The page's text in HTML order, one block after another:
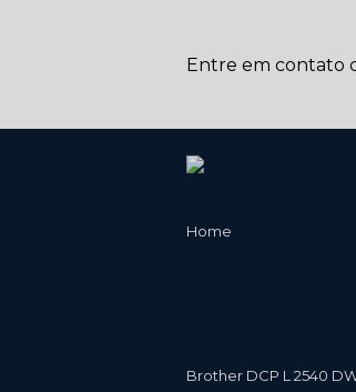
Entre em contato
Home
Brother DCP L 2540